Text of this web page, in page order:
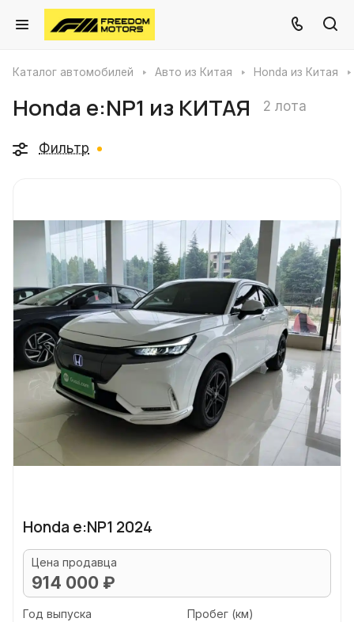
Каталог автомобилей Авто из Китая Honda из Китая
Honda e:NP1 из КИТАЯ 2 лота
Фильтр
Honda e:NP1 2024
Цена продавца
914 000 ₽
Год выпуска Пробег (км)